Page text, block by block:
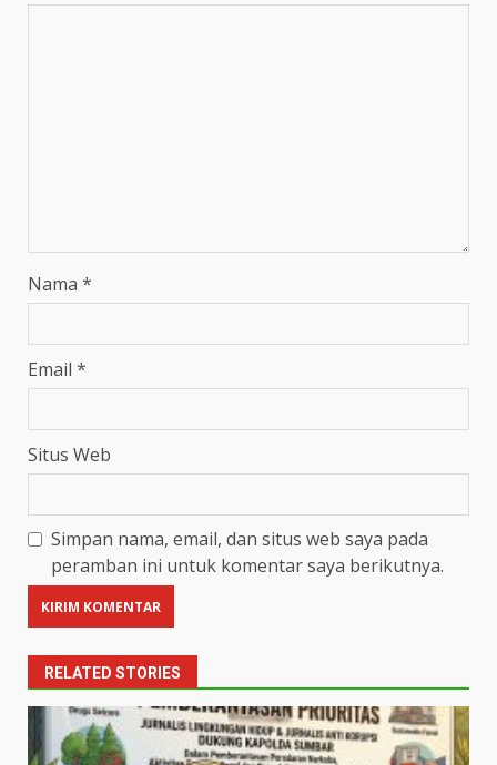
Nama *
Email *
Situs Web
Simpan nama, email, dan situs web saya pada
peramban ini untuk komentar saya berikutnya.
RELATED STORIES